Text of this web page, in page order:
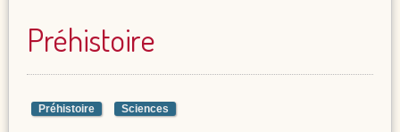
Préhistoire
Préhistoire Sciences